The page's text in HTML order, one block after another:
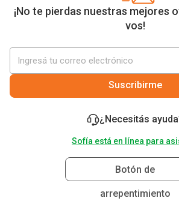
¡No te pierdas nuestras mejores
vos!
Suscribirme
¿Necesitás
Sofía está en línea para
Botón de
arrepentimiento
. mela b3
6
get the look
8
9